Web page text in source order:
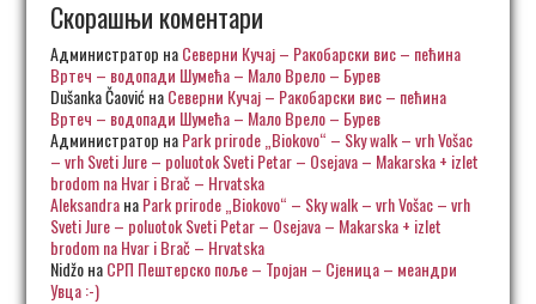
Скорашњи коментари
Администратор наСеверни Кучај – Ракобарски вис – пећина
Вртеч – водопади Шумећа – Мало Врело – Бурев
Dušanka ČaovićнаСеверни Кучај – Ракобарски вис – пећина
Вртеч – водопади Шумећа – Мало Врело – Бурев
Администратор наPark prirode „Biokovo“ – Sky walk – vrh Vošac
– vrh Sveti Jure – poluotok Sveti Petar – Osejava – Makarska + izlet
brodom na Hvar i Brač – Hrvatska
AleksandraнаPark prirode „Biokovo“ – Sky walk – vrh Vošac – vrh
Sveti Jure – poluotok Sveti Petar – Osejava – Makarska + izlet
brodom na Hvar i Brač – Hrvatska
NidžoнаСРП Пештерско поље – Тројан – Сјеница – меандри
Увца :-)